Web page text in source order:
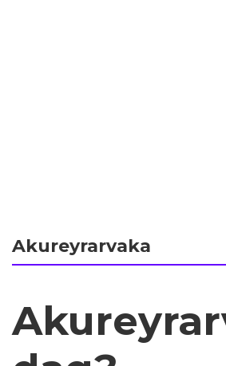
Akureyrarvaka